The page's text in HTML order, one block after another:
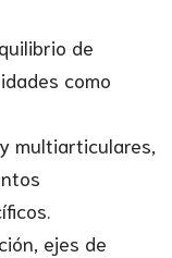
de
como
multiarticulares,
ejes de